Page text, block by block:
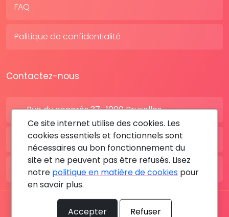
FAQ
Politique de confidentialité
Contactez-nous
Rue du congrès 37 , 1000 Bruxelles
BE: +32 28080227
FR: +33 183642895
Tous les droits sont réservés © 2026 RDV MÉDICAL By
Ce site internet utilise des cookies. Les
cookies essentiels et fonctionnels sont
nécessaires au bon fonctionnement du
site et ne peuvent pas être refusés. Lisez
notre politique en matière de cookies pour
en savoir plus.
Accepter Refuser